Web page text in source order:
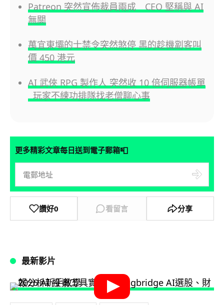
Patreon 突然宣佈裁員兩成 CEO 堅稱與 AI
無關
萬宜東壩的士禁令突然煞停 黑的趁機劏客叫
價 450 港元
AI 武俠 RPG 製作人 突然收 10 倍伺服器帳單
玩家不練功排隊找老僧聊心事
更多精彩文章每日送到電子郵箱📮
讚好0 看留言 分享
最新影片